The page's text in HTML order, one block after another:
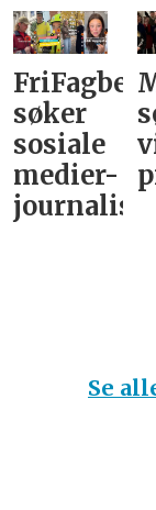
søker
sosiale
medier-
journalist
Se